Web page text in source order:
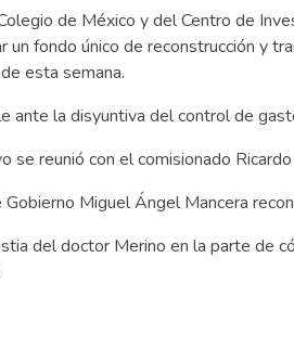
de México y del Centro de
un fondo único de reconstrucción y
esta semana.
ante la disyuntiva del control de
se reunió con el comisionado
Miguel Ángel Mancera
del doctor Merino en la parte de